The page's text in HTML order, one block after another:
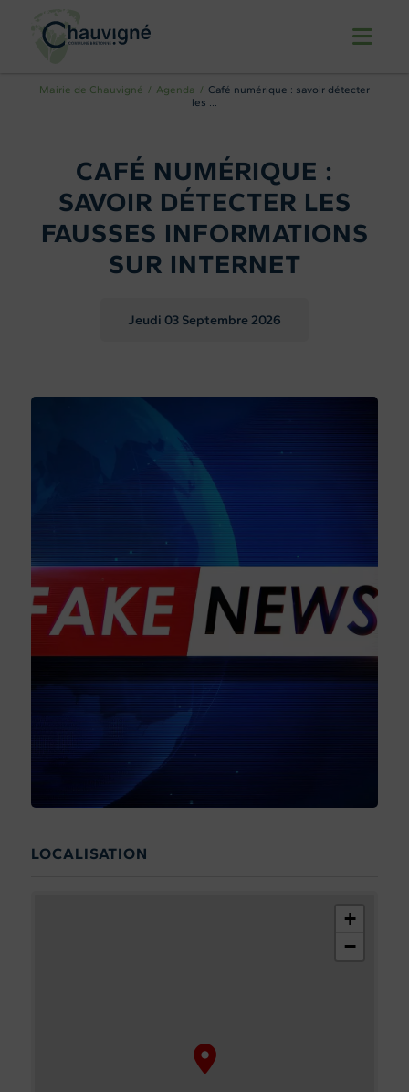
Mairie de Chauvigné Agenda
Café numérique : savoir détecter
les ...
CAFÉ NUMÉRIQUE :
SAVOIR DÉTECTER LES
FAUSSES INFORMATIONS
SUR INTERNET
Jeudi 03 Septembre 2026
LOCALISATION
+
−